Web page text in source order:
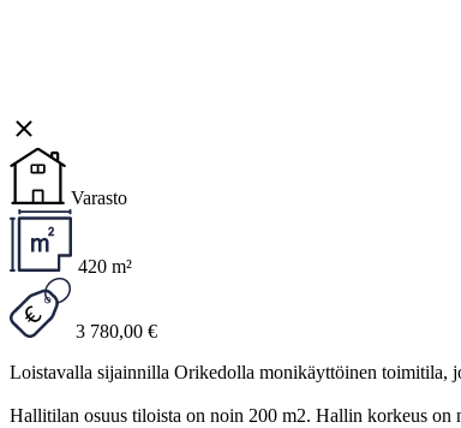
Varasto
420 m²
3 780,00 €
Loistavalla sijainnilla Orikedolla monikäyttöinen toimitila,
Hallitilan osuus tiloista on noin 200 m2. Hallin korkeus